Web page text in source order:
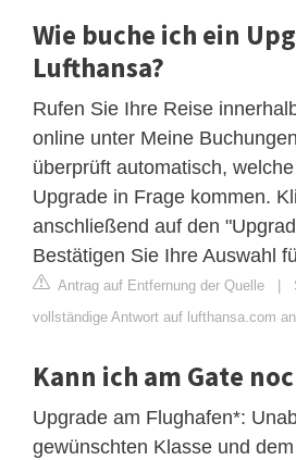
Wie buche ich ein
Lufthansa?
Rufen Sie Ihre Reise
online unter Meine
überprüft automatisch,
Upgrade in Frage kommen.
anschließend auf den
Bestätigen Sie Ihre Auswahl
Antrag auf Entfernung der Quelle |
vollständige Antwort auf lufthansa.com an
Kann ich am Gate
Upgrade am Flughafen*:
gewünschten Klasse und